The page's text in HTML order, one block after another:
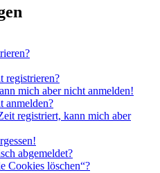
registrieren?
mich aber nicht anmelden!
anmelden?
registriert, kann mich aber
abgemeldet?
Cookies löschen“?